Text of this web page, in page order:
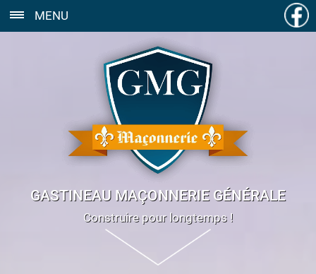
MENU
GASTINEAU MAÇONNERIE GÉNÉRALE
Construire pour longtemps !